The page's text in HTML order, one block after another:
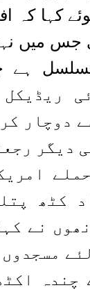
کہا
میں
دوچار
دیگر
کٹھ
نے
چندہ